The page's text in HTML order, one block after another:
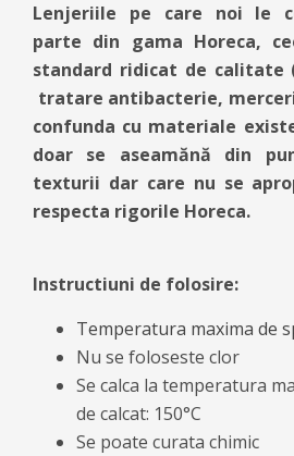
Lenjeriile pe care noi le
parte din gama Horeca,
standard ridicat de calitate
tratare antibacterie,
confunda cu materiale
doar se aseamănă din
texturii dar care nu se
respecta rigorile Horeca.
Instructiuni de folosire:
Temperatura maxima de
Nu se foloseste clor
Se calca la temperatura
de calcat: 150°C
Se poate curata chimic